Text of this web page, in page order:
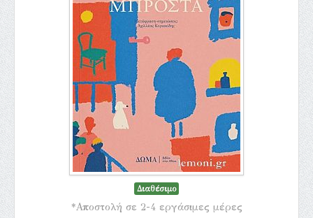
Διαθέσιμο
*Αποστολή σε 2-4 εργάσιμες μέρες